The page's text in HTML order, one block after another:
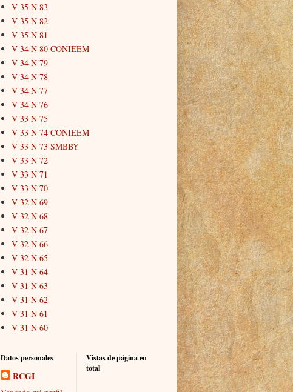
V 35 N 83
V 35 N 82
V 35 N 81
V 34 N 80 CONIEEM
V 34 N 79
V 34 N 78
V 34 N 77
V 34 N 76
V 33 N 75
V 33 N 74 CONIEEM
V 33 N 73 SMBBY
V 33 N 72
V 33 N 71
V 33 N 70
V 32 N 69
V 32 N 68
V 32 N 67
V 32 N 66
V 32 N 65
V 31 N 64
V 31 N 63
V 31 N 62
V 31 N 61
V 31 N 60
Datos personales
RCGI
Vistas de página en
total